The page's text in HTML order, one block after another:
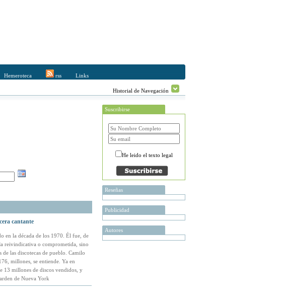
Hemeroteca rss Links
Historial de Navegación
cantante
en la década de los 1970. Él fue, de
reivindicativa o comprometida, sino
las discotecas de pueblo. Camilo
millones, se entiende. Ya en
13 millones de discos vendidos, y
de Nueva York
Suscribirse
He leido el texto legal
Reseñas
Publicidad
Autores